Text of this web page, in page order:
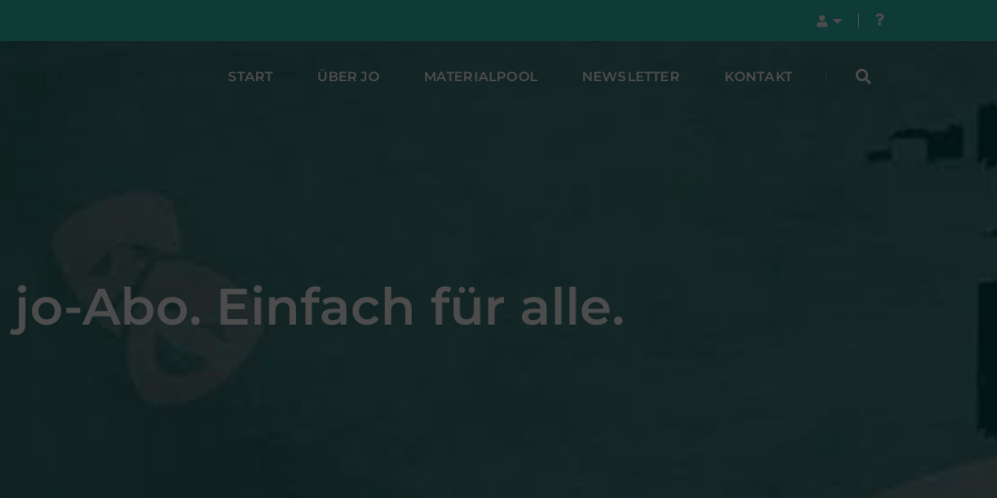
START ÜBER JO MATERIALPOOL NEWSLETTER KONTAKT
Abo. Einfach für alle.